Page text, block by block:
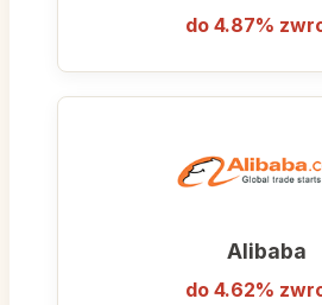
Elastyczność: To Ty
rezerwować lekcje o
Preply to idealne
cenią sobie wygodę oraz
podejście, którego brakuje w
do 4.87%
Alibaba
do 4.62%